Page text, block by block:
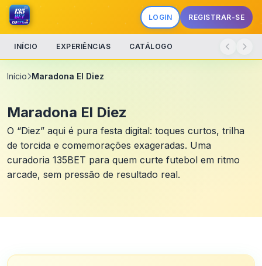
LOGIN REGISTRAR-SE
INÍCIO EXPERIÊNCIAS CATÁLOGO
Início Maradona El Diez
Maradona El Diez
O “Diez” aqui é pura festa digital: toques curtos, trilha
de torcida e comemorações exageradas. Uma
curadoria 135BET para quem curte futebol em ritmo
arcade, sem pressão de resultado real.